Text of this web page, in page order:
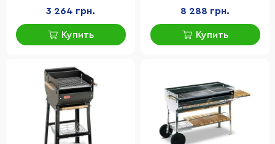
3 264 грн.
Купить
8 288 грн.
Купить